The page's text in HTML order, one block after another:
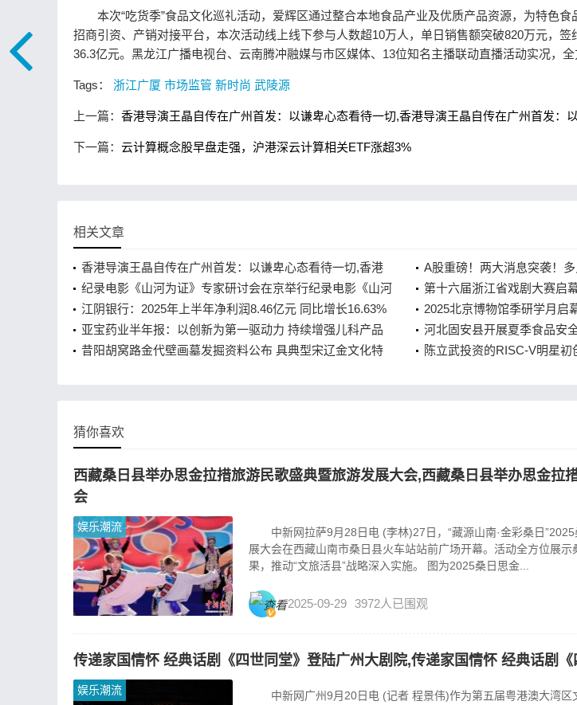
本次“吃货季”食品文化巡礼活动，爱辉区通过整合本地食品产业及优质产品资源，为特色食
招商引资、产销对接平台，本次活动线上线下参与人数超10万人，单日销售额突破820万元，
36.3亿元。黑龙江广播电视台、云南腾冲融媒与市区媒体、13位知名主播联动直播活动实况，全
Tags： 浙江广厦 市场监管 新时尚 武陵源
上一篇： 香港导演王晶自传在广州首发：以谦卑心态看待一切,香港导演王晶自传在广州首发：
下一篇： 云计算概念股早盘走强，沪港深云计算相关ETF涨超3%
相关文章
香港导演王晶自传在广州首发：以谦卑心态看待一切,香港
导演王晶自传在广州首发：以谦卑心态看待一切
A股重磅！两大消息突袭！
纪录电影《山河为证》专家研讨会在京举行纪录电影《山河
为证》专家研讨会在京举行
第十六届浙江省戏剧大赛启
戏,第十六届浙江省戏剧大赛
幕戏
江阴银行：2025年上半年净利润8.46亿元 同比增长16.63%
2025北京博物馆季研学月启
程,2025北京博物馆季研学月
程
亚宝药业半年报：以创新为第一驱动力 持续增强儿科产品
力和品牌影响力
河北固安县开展夏季食品安
昔阳胡窝路金代壁画墓发掘资料公布 具典型宋辽金文化特
陈立武投资的RISC-V明星
猜你喜欢
西藏桑日县举办思金拉措旅游民歌盛典暨旅游发展大会,西藏桑日县举办思金拉
会
娱乐潮流
中新网拉萨9月28日电 (李林)27日，“藏源山南·金彩桑日”2025
展大会在西藏山南市桑日县火车站站前广场开幕。活动全方位展
果，推动“文旅活县”战略深入实施。 图为2025桑日思金...
2025-09-29 3972人已围观
传递家国情怀 经典话剧《四世同堂》登陆广州大剧院,传递家国情怀 经典话剧
娱乐潮流
中新网广州9月20日电 (记者 程景伟)作为第五届粤港澳大湾区